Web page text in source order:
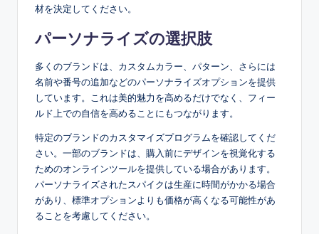
材を決定してください。
パーソナライズの選択肢
多くのブランドは、カスタムカラー、パターン、さらには
名前や番号の追加などのパーソナライズオプションを提供
しています。これは美的魅力を高めるだけでなく、フィー
ルド上での自信を高めることにもつながります。
特定のブランドのカスタマイズプログラムを確認してくだ
さい。一部のブランドは、購入前にデザインを視覚化する
ためのオンラインツールを提供している場合があります。
パーソナライズされたスパイクは生産に時間がかかる場合
があり、標準オプションよりも価格が高くなる可能性があ
ることを考慮してください。